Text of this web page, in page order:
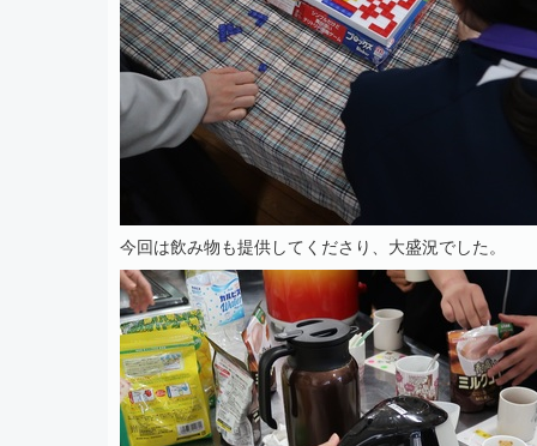
今回は飲み物も提供してくださり、大盛況でした。